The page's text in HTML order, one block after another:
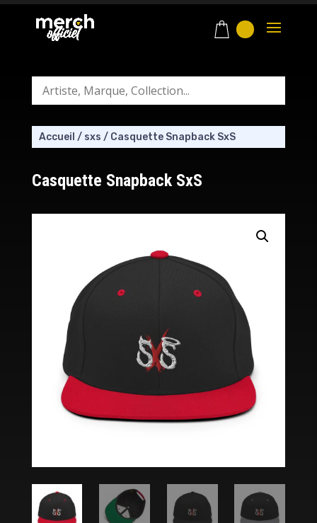
Accueil / sxs / Casquette Snapback SxS
Casquette Snapback SxS